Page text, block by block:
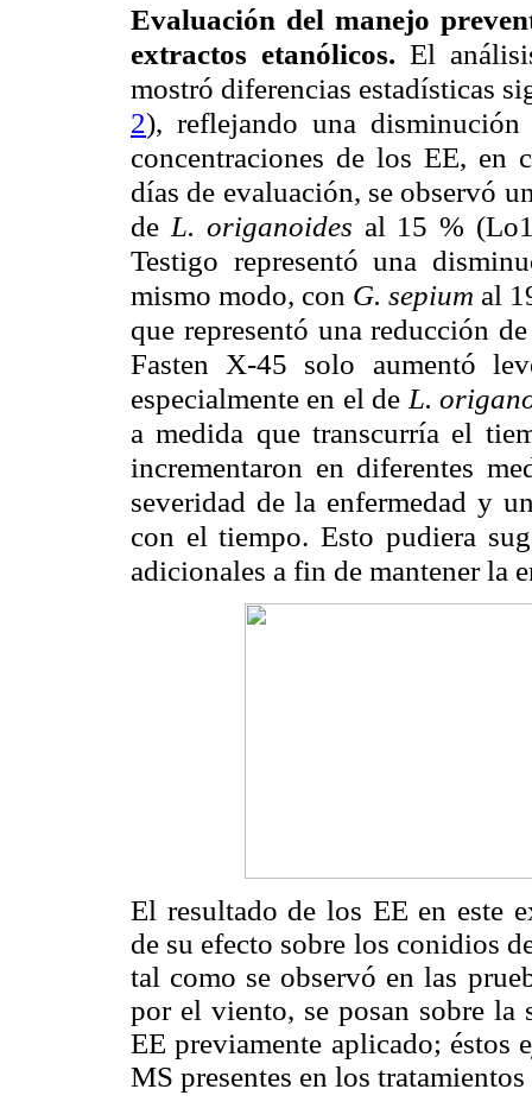
Evaluación del manejo
extractos etanólicos.El
mostró diferencias estadísticas
2), reflejando una
concentraciones de los EE, en
días de evaluación, se observó
de L. origanoides al 15 %
Testigo representó una
mismo modo, con G. sepium al
que representó una reducción
Fasten X-45 solo aumentó
especialmente en el de L.
a medida que transcurría el
incrementaron en diferentes
severidad de la enfermedad y
con el tiempo. Esto pudiera
adicionales a fin de mantener la
El resultado de los EE en este
de su efecto sobre los conidios
tal como se observó en las
por el viento, se posan sobre la
EE previamente aplicado; éstos
MS presentes en los